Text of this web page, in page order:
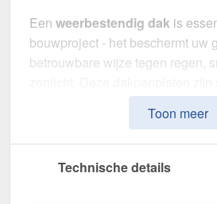
Een weerbestendig dak is
bouwproject - het beschermt uw
betrouwbare wijze tegen regen,
om een robuuste en duurzame
klassieke
indruk met eenvoudige
duurzaamheid en een bestendige
Toon meer
Technische details